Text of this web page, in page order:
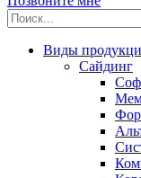
Виды
Сайдинг